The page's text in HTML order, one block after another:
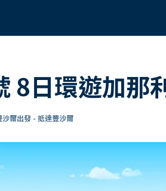
8日環遊加那
沙爾出發 - 抵達豐沙爾